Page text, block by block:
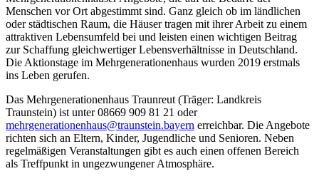
Menschen vor Ort abgestimmt sind. Ganz gleich ob im ländlichen
oder städtischen Raum, die Häuser tragen mit ihrer Arbeit zu einem
attraktiven Lebensumfeld bei und leisten einen wichtigen Beitrag
zur Schaffung gleichwertiger Lebensverhältnisse in Deutschland.
Die Aktionstage im Mehrgenerationenhaus wurden 2019 erstmals
ins Leben gerufen.
Das Mehrgenerationenhaus Traunreut (Träger: Landkreis
Traunstein) ist unter 08669 909 81 21 oder
mehrgenerationenhaus@traunstein.bayern erreichbar. Die Angebote
richten sich an Eltern, Kinder, Jugendliche und Senioren. Neben
regelmäßigen Veranstaltungen gibt es auch einen offenen Bereich
als Treffpunkt in ungezwungener Atmosphäre.